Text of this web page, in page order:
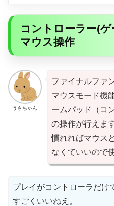
コントローラー(
マウス操作
うさちゃん
ファイナルファ
マウスモード機
ームパッド（コ
の操作が行えま
慣れればマウス
なくていいので
プレイがコントローラだけ
すごくいいねえ。